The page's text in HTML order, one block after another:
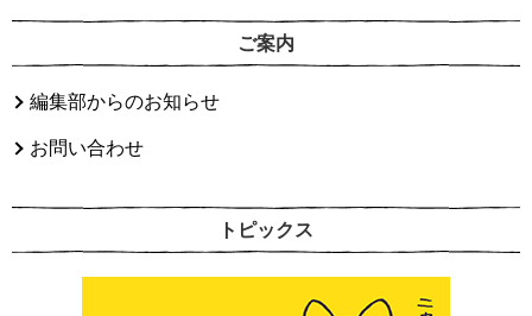
ご案内
編集部からのお知らせ
お問い合わせ
トピックス